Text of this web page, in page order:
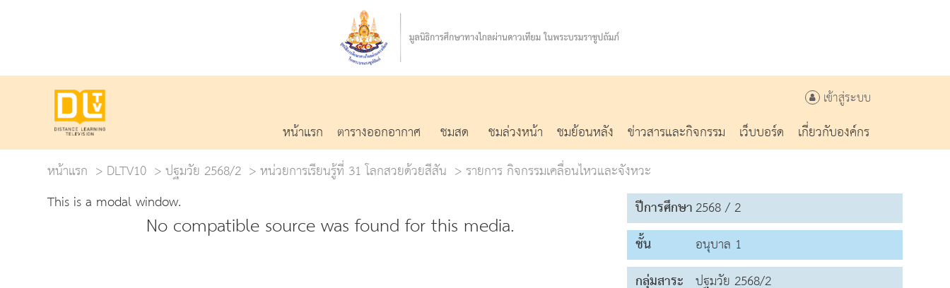
เข้าสู่ระบบ
หน้าแรก ตารางออกอากาศ ชมสด ชมล่วงหน้า ชมย้อนหลัง ข่าวสารและกิจกรรม เว็บบอร์ด
เกี่ยวกับองค์กร
หน้าแรก
DLTV10 ปฐมวัย 2568/2 หน่วยการเรียนรู้ที่ 31 โลกสวยด้วยสีสัน
รายการ กิจกรรมเคลื่อนไหวและจังหวะ
This is a modal window.
No compatible source was found for this media.
ปีการศึกษา2568 / 2
ชั้น
อนุบาล 1
กลุ่มสาระ ปฐมวัย 2568/2